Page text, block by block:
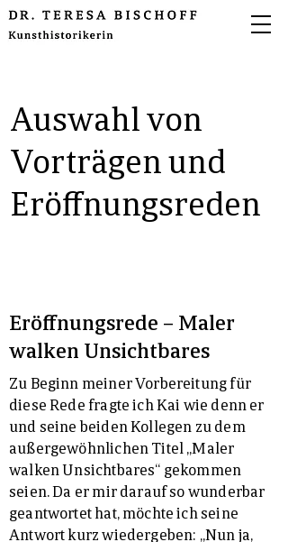
Auswahl von
Vorträgen und
Eröffnungsreden
Eröffnungsrede – Maler
walken Unsichtbares
Zu Beginn meiner Vorbereitung für
diese Rede fragte ich Kai wie denn er
und seine beiden Kollegen zu dem
außergewöhnlichen Titel „Maler
walken Unsichtbares“ gekommen
seien. Da er mir darauf so wunderbar
geantwortet hat, möchte ich seine
Antwort kurz wiedergeben: „Nun ja,